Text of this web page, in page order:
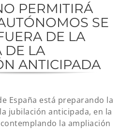
PERMITIRÁ
SE
DE LA
DE LA
ANTICIPADA
España está preparando la
jubilación anticipada, en la
la ampliación